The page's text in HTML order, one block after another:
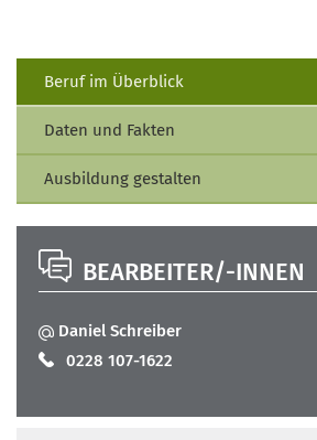
Beruf im Überblick
Daten und Fakten
Ausbildung gestalten
BEARBEITER/-INNEN
Daniel Schreiber
0228 107-1622